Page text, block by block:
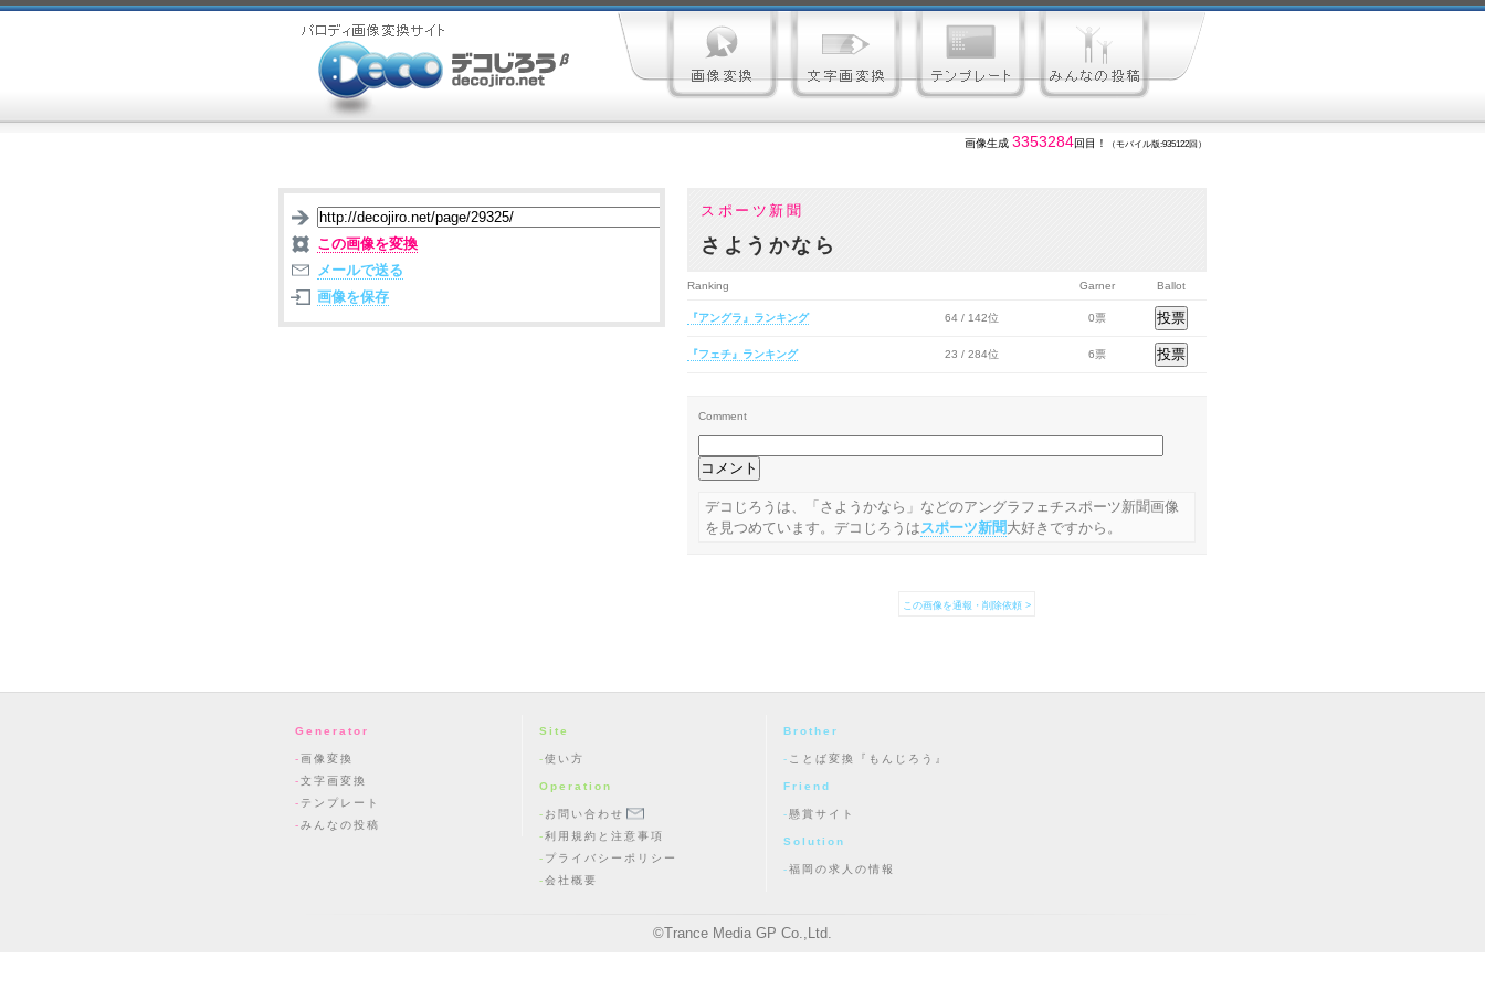
画像生成 3353284回目！ （モバイル版:935122回）
スポーツ新聞
さようかなら
この画像を変換
メールで送る
画像を保存
Ranking Garner Ballot
『アングラ』ランキング 64 / 142位 0票
『フェチ』ランキング 23 / 284位 6票
Comment
デコじろうは、「さようかなら」などのアングラフェチスポーツ新聞画像
を見つめています。デコじろうはスポーツ新聞大好きですから。
この画像を通報・削除依頼 >
Generator
画像変換
文字画変換
テンプレート
みんなの投稿
Site
使い方
Operation
お問い合わせ
利用規約と注意事項
プライバシーポリシー
会社概要
Brother
ことば変換『もんじろう』
Friend
懸賞サイト
Solution
福岡の求人の情報
©Trance Media GP Co.,Ltd.